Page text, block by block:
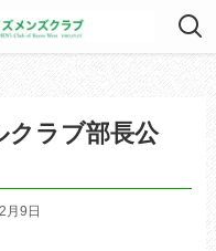
クラブ部長公
月9日